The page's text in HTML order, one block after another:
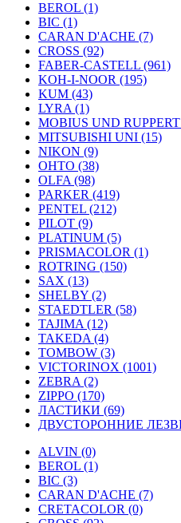
BEROL (1)
BIC (1)
CARAN D'ACHE (7)
CROSS (92)
FABER-CASTELL (961)
KOH-I-NOOR (195)
KUM (43)
LYRA (1)
MOBIUS UND
MITSUBISHI UNI (15)
NIKON (9)
OHTO (38)
OLFA (98)
PARKER (419)
PENTEL (212)
PILOT (9)
PLATINUM (5)
PRISMACOLOR (1)
ROTRING (150)
SAX (13)
SHELBY (2)
STAEDTLER (58)
TAJIMA (12)
TAKEDA (4)
TOMBOW (3)
VICTORINOX (1001)
ZEBRA (2)
ZIPPO (170)
ЛАСТИКИ (69)
ДВУСТОРОННИЕ
ALVIN (0)
BEROL (1)
BIC (3)
CARAN D'ACHE (7)
CRETACOLOR (0)